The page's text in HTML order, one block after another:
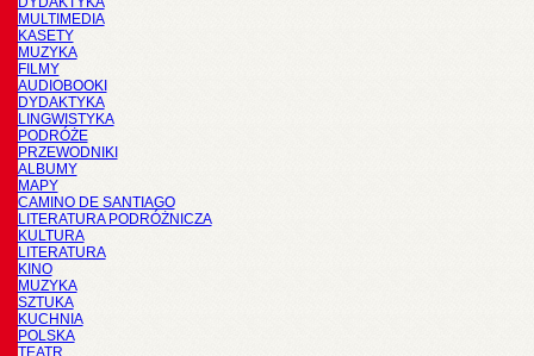
MULTIMEDIA
KASETY
MUZYKA
FILMY
AUDIOBOOKI
DYDAKTYKA
LINGWISTYKA
PODRÓŻE
PRZEWODNIKI
ALBUMY
MAPY
CAMINO DE SANTIAGO
LITERATURA PODRÓŻNICZA
KULTURA
LITERATURA
KINO
MUZYKA
SZTUKA
KUCHNIA
POLSKA
TEATR